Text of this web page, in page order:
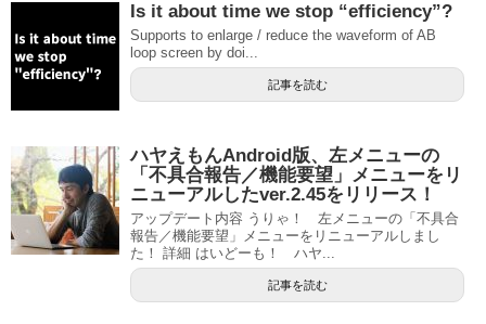
Is it about time we stop “efficiency”?
Supports to enlarge / reduce the waveform of AB
loop screen by doi...
記事を読む
ハヤえもんAndroid版、左メニューの
「不具合報告／機能要望」メニューをリ
ニューアルしたver.2.45をリリース！
アップデート内容 うりゃ！ 左メニューの「不具合
報告／機能要望」メニューをリニューアルしまし
た！ 詳細 はいどーも！ ハヤ...
記事を読む